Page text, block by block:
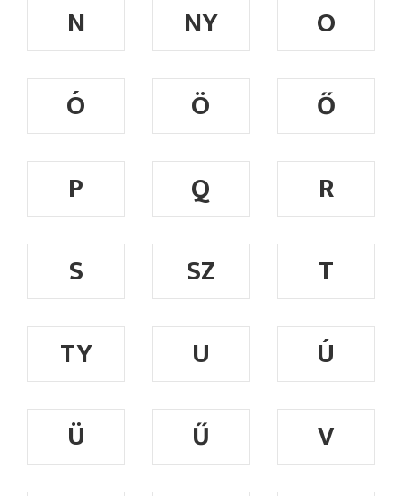
N NY
O
Ó
Ö
Ő
P
Q
R
S
SZ
T
TY
U
Ú
Ü
Ű
V